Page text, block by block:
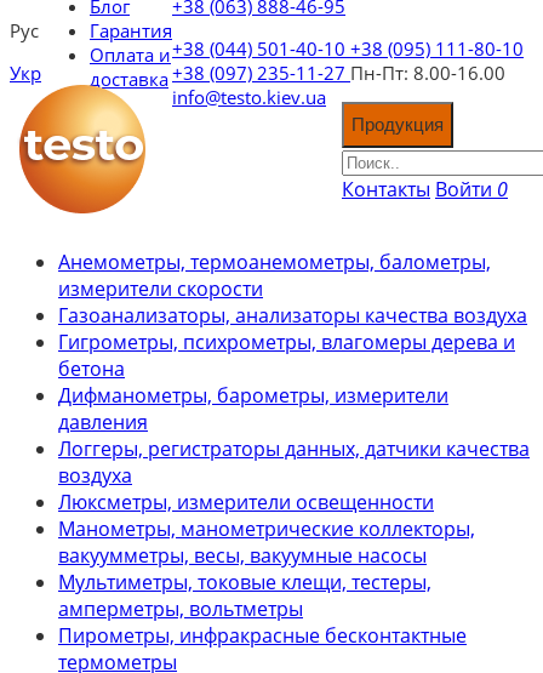
Рус
Укр
Блог
Гарантия
Оплата и
доставка
+38 (063) 888-46-95
+38 (044) 501-40-10 +38 (095) 111-80-10
+38 (097) 235-11-27 Пн-Пт: 8.00-16.00
info@testo.kiev.ua
Продукция
Контакты Войти 0
Анемометры, термоанемометры, балометры,
измерители скорости
Газоанализаторы, анализаторы качества воздуха
Гигрометры, психрометры, влагомеры дерева и
бетона
Дифманометры, барометры, измерители
давления
Логгеры, регистраторы данных, датчики качества
воздуха
Люксметры, измерители освещенности
Манометры, манометрические коллекторы,
вакуумметры, весы, вакуумные насосы
Мультиметры, токовые клещи, тестеры,
амперметры, вольтметры
Пирометры, инфракрасные бесконтактные
термометры